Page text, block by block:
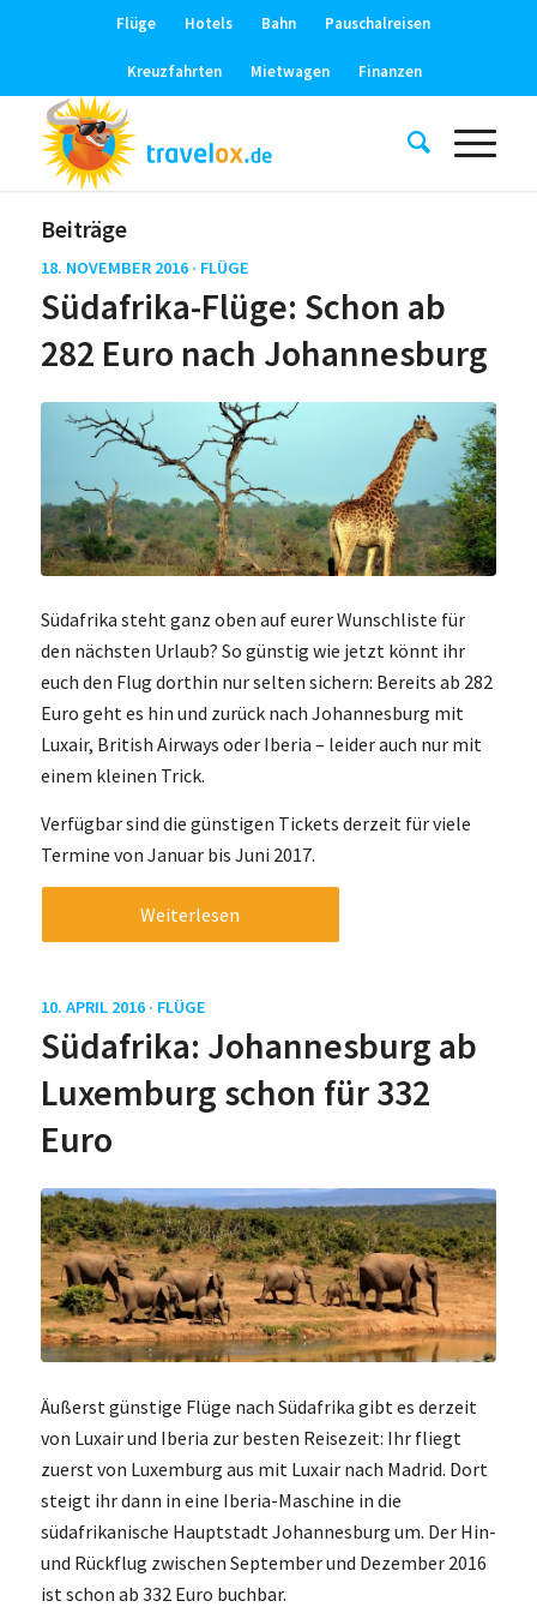
Flüge Hotels Bahn Pauschalreisen
Kreuzfahrten Mietwagen Finanzen
Beiträge
18. NOVEMBER 2016 · FLÜGE
Südafrika-Flüge: Schon ab
282 Euro nach Johannesburg
Südafrika steht ganz oben auf eurer Wunschliste für
den nächsten Urlaub? So günstig wie jetzt könnt ihr
euch den Flug dorthin nur selten sichern: Bereits ab 282
Euro geht es hin und zurück nach Johannesburg mit
Luxair, British Airways oder Iberia – leider auch nur mit
einem kleinen Trick.
Verfügbar sind die günstigen Tickets derzeit für viele
Termine von Januar bis Juni 2017.
Weiterlesen
10. APRIL 2016 · FLÜGE
Südafrika: Johannesburg ab
Luxemburg schon für 332
Euro
Äußerst günstige Flüge nach Südafrika gibt es derzeit
von Luxair und Iberia zur besten Reisezeit: Ihr fliegt
zuerst von Luxemburg aus mit Luxair nach Madrid. Dort
steigt ihr dann in eine Iberia-Maschine in die
südafrikanische Hauptstadt Johannesburg um. Der Hin-
und Rückflug zwischen September und Dezember 2016
ist schon ab 332 Euro buchbar.